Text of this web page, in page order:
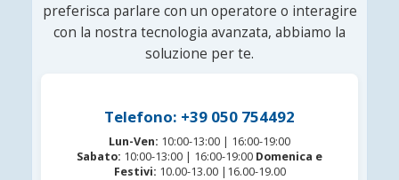
preferisca parlare con un operatore o interagire
con la nostra tecnologia avanzata, abbiamo la
soluzione per te.
Telefono: +39 050 754492
Lun-Ven: 10:00-13:00 | 16:00-19:00
Sabato: 10:00-13:00 | 16:00-19:00 Domenica e
Festivi: 10.00-13.00 |16.00-19.00